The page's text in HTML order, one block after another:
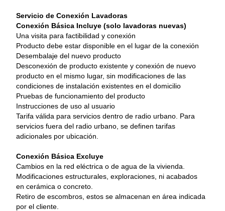
Servicio de Conexión Lavadoras
Conexión Básica Incluye (solo lavadoras nuevas)
Una visita para factibilidad y conexión
Producto debe estar disponible en el lugar de la conexión
Desembalaje del nuevo producto
Desconexión de producto existente y conexión de nuevo
producto en el mismo lugar, sin modificaciones de las
condiciones de instalación existentes en el domicilio
Pruebas de funcionamiento del producto
Instrucciones de uso al usuario
Tarifa válida para servicios dentro de radio urbano. Para
servicios fuera del radio urbano, se definen tarifas
adicionales por ubicación.
Conexión Básica Excluye
Cambios en la red eléctrica o de agua de la vivienda.
Modificaciones estructurales, exploraciones, ni acabados
en cerámica o concreto.
Retiro de escombros, estos se almacenan en área indicada
por el cliente.